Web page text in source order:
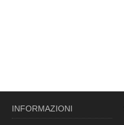
INFORMAZIONI